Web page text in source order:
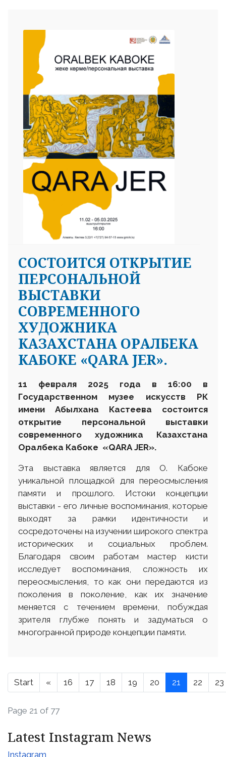
СОСТОИТСЯ ОТКРЫТИЕ
ПЕРСОНАЛЬНОЙ
ВЫСТАВКИ
СОВРЕМЕННОГО
ХУДОЖНИКА
КАЗАХСТАНА ОРАЛБЕКА
КАБОКЕ «QARA JER».
11 февраля 2025 года в 16:00 в
Государственном музее искусств РК
имени Абылхана Кастеева состоится
открытие персональной выставки
современного художника Казахстана
Оралбека Кабоке «QARA JER».
Эта выставка является для О. Кабоке
уникальной площадкой для переосмысления
памяти и прошлого. Истоки концепции
выставки - его личные воспоминания, которые
выходят за рамки идентичности и
сосредоточены на изучении широкого спектра
исторических и социальных проблем.
Благодаря своим работам мастер кисти
исследует воспоминания, сложность их
переосмысления, то как они передаются из
поколения в поколение, как их значение
меняется с течением времени, побуждая
зрителя глубже понять и задуматься о
многогранной природе концепции памяти.
Start « 16 17 18 19 20 21 22 23
Page 21 of 77
Latest Instagram News
Instagram